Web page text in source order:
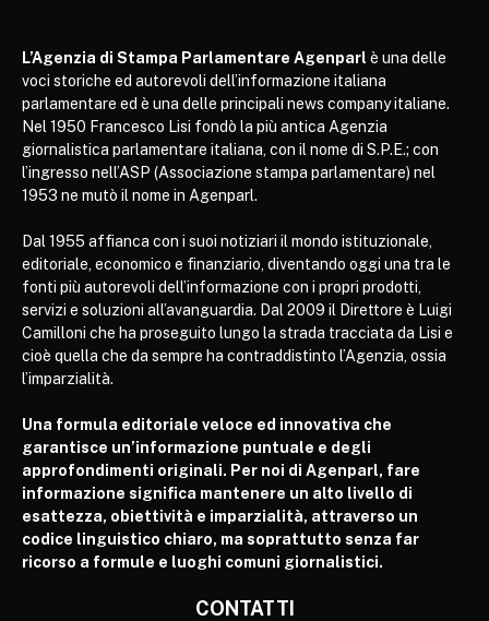
L’Agenzia di Stampa Parlamentare Agenparl è una delle
voci storiche ed autorevoli dell’informazione italiana
parlamentare ed è una delle principali news company italiane.
Nel 1950 Francesco Lisi fondò la più antica Agenzia
giornalistica parlamentare italiana, con il nome di S.P.E.; con
l’ingresso nell’ASP (Associazione stampa parlamentare) nel
1953 ne mutò il nome in Agenparl.
Dal 1955 affianca con i suoi notiziari il mondo istituzionale,
editoriale, economico e finanziario, diventando oggi una tra le
fonti più autorevoli dell’informazione con i propri prodotti,
servizi e soluzioni all’avanguardia. Dal 2009 il Direttore è Luigi
Camilloni che ha proseguito lungo la strada tracciata da Lisi e
cioè quella che da sempre ha contraddistinto l’Agenzia, ossia
l’imparzialità.
Una formula editoriale veloce ed innovativa che
garantisce un’informazione puntuale e degli
approfondimenti originali. Per noi di Agenparl, fare
informazione significa mantenere un alto livello di
esattezza, obiettività e imparzialità, attraverso un
codice linguistico chiaro, ma soprattutto senza far
ricorso a formule e luoghi comuni giornalistici.
CONTATTI